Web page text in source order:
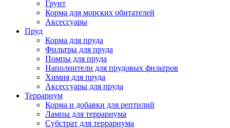
Грунт
Корма для морских обитателей
Аксессуары
Пруд
Корма для пруда
Фильтры для пруда
Помпы для пруда
Наполнители для прудовых фильтров
Химия для пруда
Аксессуары для пруда
Террариум
Корма и добавки для рептилий
Лампы для террариума
Субстрат для террариума